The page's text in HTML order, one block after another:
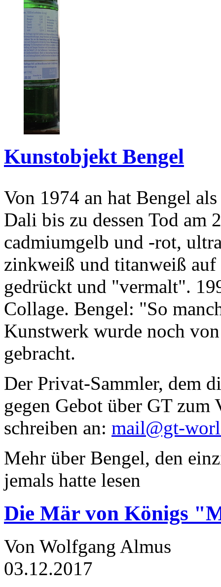
Kunstobjekt Bengel
Von 1974 an hat Bengel
Dali bis zu dessen Tod am
cadmiumgelb und -rot,
zinkweiß und titanweiß
gedrückt und "vermalt".
Collage. Bengel: "So
Kunstwerk wurde noch
gebracht.
Der Privat-Sammler, dem
gegen Gebot über GT zum
schreiben an: mail@gt-
Mehr über Bengel, den
jemals hatte lesen
Die Mär von Königs
Von Wolfgang Almus
03.12.2017